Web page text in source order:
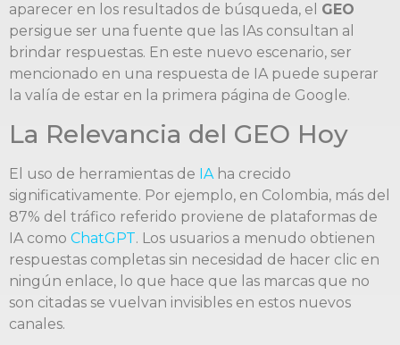
aparecer en los resultados de búsqueda, el GEO
persigue ser una fuente que las IAs consultan al
brindar respuestas. En este nuevo escenario, ser
mencionado en una respuesta de IA puede superar
la valía de estar en la primera página de Google.
La Relevancia del GEO Hoy
El uso de herramientas de IA ha crecido
significativamente. Por ejemplo, en Colombia, más del
87% del tráfico referido proviene de plataformas de
IA como ChatGPT. Los usuarios a menudo obtienen
respuestas completas sin necesidad de hacer clic en
ningún enlace, lo que hace que las marcas que no
son citadas se vuelvan invisibles en estos nuevos
canales.